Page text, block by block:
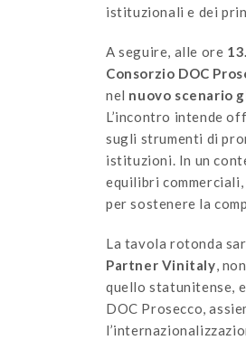
istituzionali e dei
A seguire, alle ore
Consorzio DOC
nel nuovo scenario
L’incontro intende
sugli strumenti di
istituzioni. In un
equilibri
per sostenere la
La tavola rotonda
Partner Vinitaly,
quello statunitense,
DOC Prosecco,